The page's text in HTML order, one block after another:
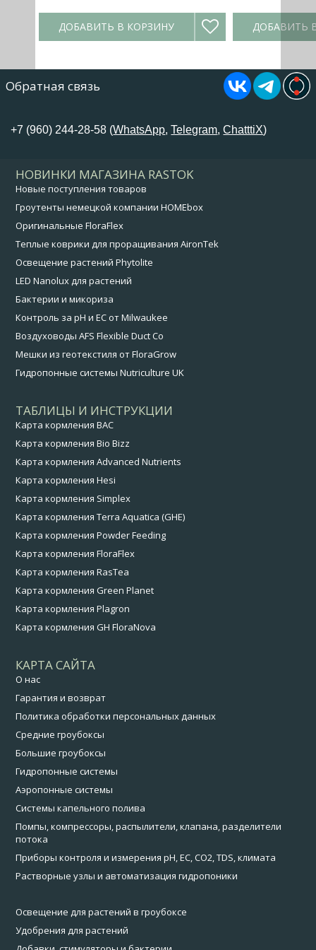
ДОБАВИТЬ В КОРЗИНУ ДОБАВИТЬ
Обратная связь
+7 (960) 244-28-58 (WhatsApp,Telegram,ChatttiX)
НОВИНКИ МАГАЗИНА RASTOK
Новые поступления товаров
Гроутенты немецкой компании HOMEbox
Оригинальные FloraFlex
Теплые коврики для проращивания AironTek
Освещение растений Phytolite
LED Nanolux для растений
Бактерии и микориза
Контроль за pH и EC от Milwaukee
Воздуховоды AFS Flexible Duct Co
Мешки из геотекстиля от FloraGrow
Гидропонные системы Nutriculture UK
ТАБЛИЦЫ И ИНСТРУКЦИИ
Карта кормления BAC
Карта кормления Bio Bizz
Карта кормления Advanced Nutrients
Карта кормления Hesi
Карта кормления Simplex
Карта кормления Terra Aquatica (GHE)
Карта кормления Powder Feeding
Карта кормления FloraFlex
Карта кормления RasTea
Карта кормления Green Planet
Карта кормления Plagron
Карта кормления GH FloraNova
КАРТА САЙТА
О нас
Гарантия и возврат
Политика обработки персональных данных
Средние гроубоксы
Большие гроубоксы
Гидропонные системы
Аэропонные системы
Системы капельного полива
Помпы, компрессоры, распылители, клапана, разделители
потока
Приборы контроля и измерения pH, EC, CO2, TDS, климата
Растворные узлы и автоматизация гидропоники
Освещение для растений в гроубоксе
Удобрения для растений